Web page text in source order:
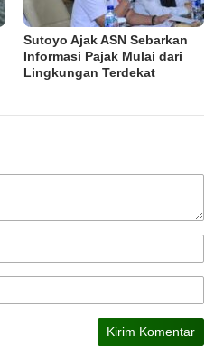
Sutoyo Ajak ASN Sebarkan
Informasi Pajak Mulai dari
Lingkungan Terdekat